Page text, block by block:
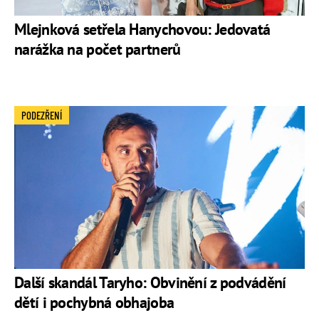
Mlejnková setřela Hanychovou: Jedovatá
narážka na počet partnerů
Další skandál Taryho: Obvinění z podvádění
dětí i pochybná obhajoba
PODEZŘENÍ